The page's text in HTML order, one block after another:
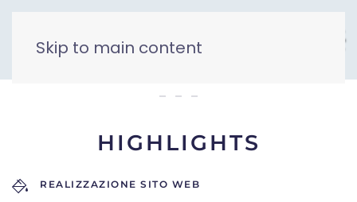
Skip to main content
HIGHLIGHTS
REALIZZAZIONE SITO WEB